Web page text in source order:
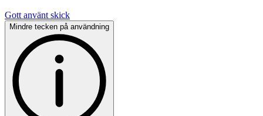
Gott använt skick
Mindre tecken på användning